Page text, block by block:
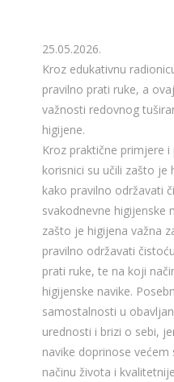
25.05.2026.
Kroz edukativnu
pravilno prati ruke, a
važnosti redovnog
higijene.
Kroz praktične primjere
korisnici su učili zašto je
kako pravilno održavati
svakodnevne higijenske
zašto je higijena važna
pravilno održavati
prati ruke, te na koji
higijenske navike.
samostalnosti u
urednosti i brizi o sebi,
navike doprinose
načinu života i